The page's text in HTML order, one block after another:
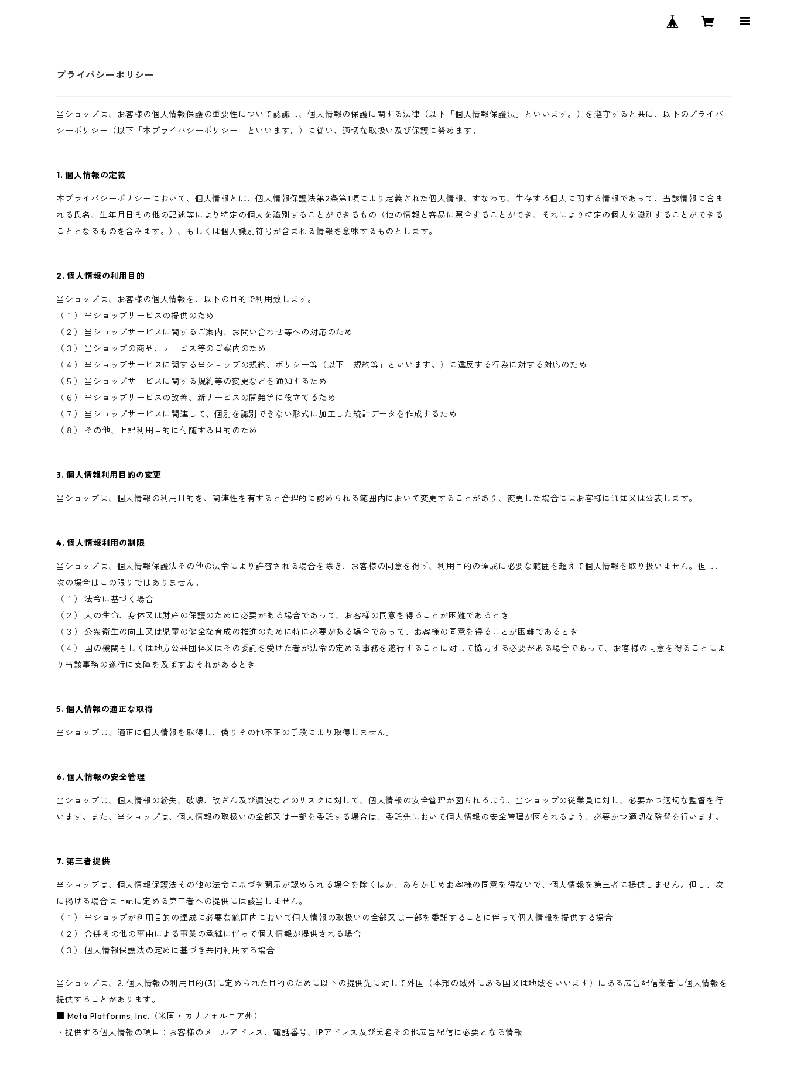
プライバシーポリシー
当ショップは、お客様の個人情報保護の重要性について認識し、個人情報の保護に関する法律（以下「個人情報保護法」といいます。）を遵守すると共に、以下のプライバ
シーポリシー（以下「本プライバシーポリシー」といいます。）に従い、適切な取扱い及び保護に努めます。
1. 個人情報の定義
本プライバシーポリシーにおいて、個人情報とは、個人情報保護法第2条第1項により定義された個人情報、すなわち、生存する個人に関する情報であって、当該情報に含ま
れる氏名、生年月日その他の記述等により特定の個人を識別することができるもの（他の情報と容易に照合することができ、それにより特定の個人を識別することができる
こととなるものを含みます。）、もしくは個人識別符号が含まれる情報を意味するものとします。
2. 個人情報の利用目的
当ショップは、お客様の個人情報を、以下の目的で利用致します。
（１） 当ショップサービスの提供のため
（２） 当ショップサービスに関するご案内、お問い合わせ等への対応のため
（３） 当ショップの商品、サービス等のご案内のため
（４） 当ショップサービスに関する当ショップの規約、ポリシー等（以下「規約等」といいます。）に違反する行為に対する対応のため
（５） 当ショップサービスに関する規約等の変更などを通知するため
（６） 当ショップサービスの改善、新サービスの開発等に役立てるため
（７） 当ショップサービスに関連して、個別を識別できない形式に加工した統計データを作成するため
（８） その他、上記利用目的に付随する目的のため
3. 個人情報利用目的の変更
当ショップは、個人情報の利用目的を、関連性を有すると合理的に認められる範囲内において変更することがあり、変更した場合にはお客様に通知又は公表します。
4. 個人情報利用の制限
当ショップは、個人情報保護法その他の法令により許容される場合を除き、お客様の同意を得ず、利用目的の達成に必要な範囲を超えて個人情報を取り扱いません。但し、
次の場合はこの限りではありません。
（１） 法令に基づく場合
（２） 人の生命、身体又は財産の保護のために必要がある場合であって、お客様の同意を得ることが困難であるとき
（３） 公衆衛生の向上又は児童の健全な育成の推進のために特に必要がある場合であって、お客様の同意を得ることが困難であるとき
（４） 国の機関もしくは地方公共団体又はその委託を受けた者が法令の定める事務を遂行することに対して協力する必要がある場合であって、お客様の同意を得ることによ
り当該事務の遂行に支障を及ぼすおそれがあるとき
5. 個人情報の適正な取得
当ショップは、適正に個人情報を取得し、偽りその他不正の手段により取得しません。
6. 個人情報の安全管理
当ショップは、個人情報の紛失、破壊、改ざん及び漏洩などのリスクに対して、個人情報の安全管理が図られるよう、当ショップの従業員に対し、必要かつ適切な監督を行
います。また、当ショップは、個人情報の取扱いの全部又は一部を委託する場合は、委託先において個人情報の安全管理が図られるよう、必要かつ適切な監督を行います。
7. 第三者提供
当ショップは、個人情報保護法その他の法令に基づき開示が認められる場合を除くほか、あらかじめお客様の同意を得ないで、個人情報を第三者に提供しません。但し、次
に掲げる場合は上記に定める第三者への提供には該当しません。
（１） 当ショップが利用目的の達成に必要な範囲内において個人情報の取扱いの全部又は一部を委託することに伴って個人情報を提供する場合
（２） 合併その他の事由による事業の承継に伴って個人情報が提供される場合
（３） 個人情報保護法の定めに基づき共同利用する場合
当ショップは、2. 個人情報の利用目的(3)に定められた目的のために以下の提供先に対して外国（本邦の域外にある国又は地域をいいます）にある広告配信業者に個人情報を
提供することがあります。
■ Meta Platforms, Inc.（米国・カリフォルニア州）
・提供する個人情報の項目：お客様のメールアドレス、電話番号、IPアドレス及び氏名その他広告配信に必要となる情報